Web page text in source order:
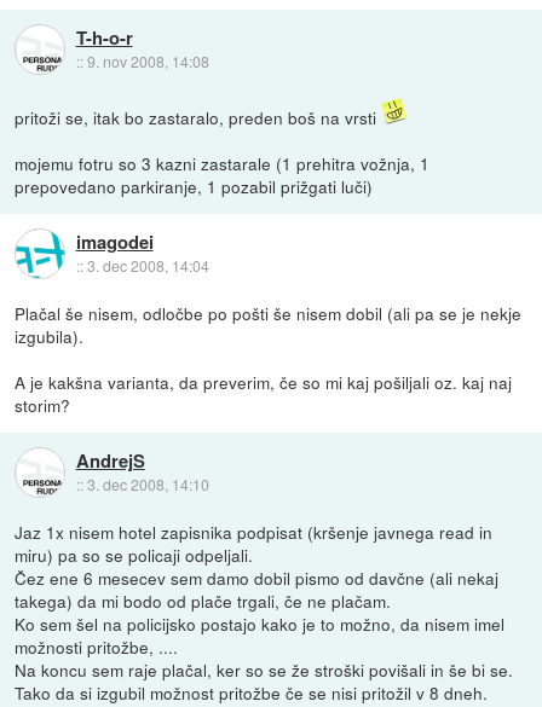
T-h-o-r
::9. nov 2008, 14:08
pritoži se, itak bo zastaralo, preden boš na vrsti
mojemu fotru so 3 kazni zastarale (1 prehitra vožnja, 1
prepovedano parkiranje, 1 pozabil prižgati luči)
imagodei
::3. dec 2008, 14:04
Plačal še nisem, odločbe po pošti še nisem dobil (ali pa se je nekje
izgubila).
A je kakšna varianta, da preverim, če so mi kaj pošiljali oz. kaj naj
storim?
AndrejS
::3. dec 2008, 14:10
Jaz 1x nisem hotel zapisnika podpisat (kršenje javnega read in
miru) pa so se policaji odpeljali.
Čez ene 6 mesecev sem damo dobil pismo od davčne (ali nekaj
takega) da mi bodo od plače trgali, če ne plačam.
Ko sem šel na policijsko postajo kako je to možno, da nisem imel
možnosti pritožbe, ....
Na koncu sem raje plačal, ker so se že stroški povišali in še bi se.
Tako da si izgubil možnost pritožbe če se nisi pritožil v 8 dneh.